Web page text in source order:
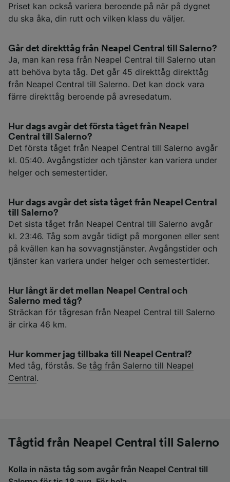
Priset kan också variera beroende på när på dygnet
du ska åka, din rutt och vilken klass du väljer.
Går det direkttåg från Neapel Central till Salerno?
Ja, man kan resa från Neapel Central till Salerno utan
att behöva byta tåg. Det går 45 direkttåg direkttåg
från Neapel Central till Salerno. Det kan dock vara
färre direkttåg beroende på avresedatum.
Hur dags avgår det första tåget från Neapel
Central till Salerno?
Det första tåget från Neapel Central till Salerno avgår
kl. 05:40. Avgångstider och tjänster kan variera under
helger och semestertider.
Hur dags avgår det sista tåget från Neapel Central
till Salerno?
Det sista tåget från Neapel Central till Salerno avgår
kl. 23:46. Tåg som avgår tidigt på morgonen eller sent
på kvällen kan ha sovvagnstjänster. Avgångstider och
tjänster kan variera under helger och semestertider.
Hur långt är det mellan Neapel Central och
Salerno med tåg?
Sträckan för tågresan från Neapel Central till Salerno
är cirka 46 km.
Hur kommer jag tillbaka till Neapel Central?
Med tåg, förstås. Se tåg från Salerno till Neapel
Central.
Tågtid från Neapel Central till Salerno
Kolla in nästa tåg som avgår från Neapel Central till